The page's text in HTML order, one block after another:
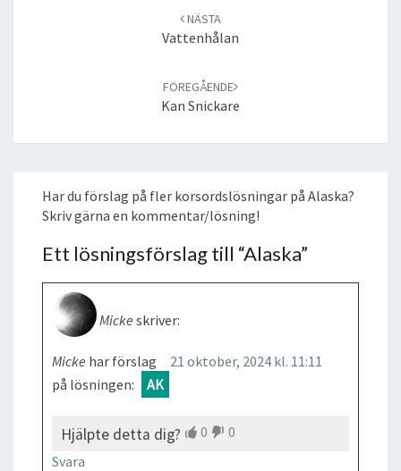
NÄSTA
Vattenhålan
FÖREGÅENDE
Kan Snickare
Har du förslag på fler korsordslösningar på Alaska?
Skriv gärna en kommentar/lösning!
Ett lösningsförslag till “Alaska”
Micke skriver:
21 oktober, 2024 kl. 11:11
Micke har förslag
på lösningen:
AK
Hjälpte detta dig? 0
0
Svara